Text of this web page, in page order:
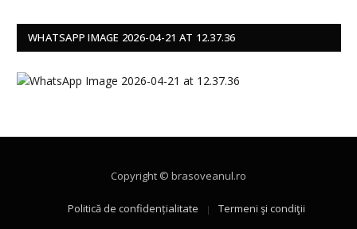
WHATSAPP IMAGE 2026-04-21 AT 12.37.36
Copyright © brasoveanul.ro
Politică de confidențialitate Termeni şi condiţii